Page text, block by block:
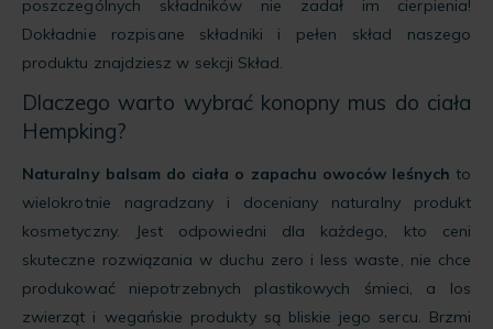
poszczególnych składników nie zadał im cierpienia!
Dokładnie rozpisane składniki i pełen skład naszego
produktu znajdziesz w sekcji Skład.
Dlaczego warto wybrać konopny mus do ciała
Hempking?
Naturalny balsam do ciała o zapachu owoców leśnych to
wielokrotnie nagradzany i doceniany naturalny produkt
kosmetyczny. Jest odpowiedni dla każdego, kto ceni
skuteczne rozwiązania w duchu zero i less waste, nie chce
produkować niepotrzebnych plastikowych śmieci, a los
zwierząt i wegańskie produkty są bliskie jego sercu. Brzmi